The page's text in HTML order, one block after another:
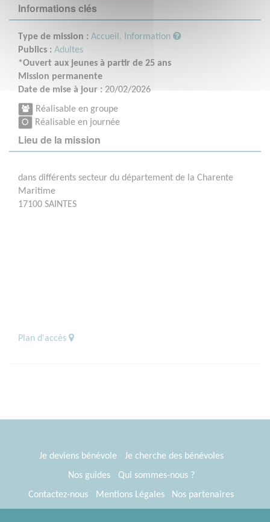
Informations clés
Type de mission : Accueil, Information
Publics : Adultes
*Ouvert aux jeunes à partir de 25 ans
Mission permanente
Date de mise à jour : 20/02/2026
Réalisable en groupe
Réalisable en journée
Lieu de la mission
dans différents secteur du département de la Charente
Maritime
17100 SAINTES
Plan d'accès
Je deviens bénévole
Je cherche des bénévoles
Nos guides
Qui sommes-nous ?
Contactez-nous
Mentions Légales
Nos partenaires